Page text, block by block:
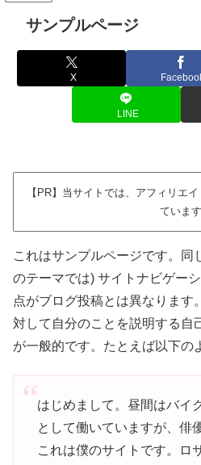
サンプルページ
X
LINE
【PR】当サイトでは、アフィリエ
ています
これはサンプルページです。同
のテーマでは) サイトナビゲー
点がブログ投稿とは異なります
対して自分のことを説明する自
が一般的です。たとえば以下の
はじめまして。昼間はバイ
として働いていますが、俳
これは僕のサイトです。ロ